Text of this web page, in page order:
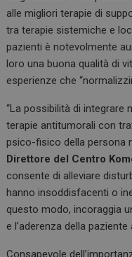
alle migliori terapie di
tra terapie sistemiche e
pazienti è notevolmente
loro una buona qualità di
esperienze che
“La possibilità di integrare
terapie antitumorali con
psico-fisico della persona
Direttore del Centro
consente di alleviare
hanno insoddisfacenti o
questo modo, incoraggia
e l’aderenza della
Consapevole